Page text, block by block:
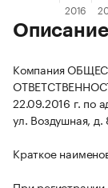
Описание
Компания
22.09.2016 г. по
ул. Воздушная, д.
Краткое